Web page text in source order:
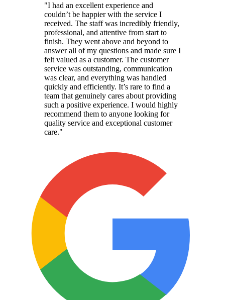
"I had an excellent experience and
couldn’t be happier with the service I
received. The staff was incredibly friendly,
professional, and attentive from start to
finish. They went above and beyond to
answer all of my questions and made sure I
felt valued as a customer. The customer
service was outstanding, communication
was clear, and everything was handled
quickly and efficiently. It’s rare to find a
team that genuinely cares about providing
such a positive experience. I would highly
recommend them to anyone looking for
quality service and exceptional customer
care."